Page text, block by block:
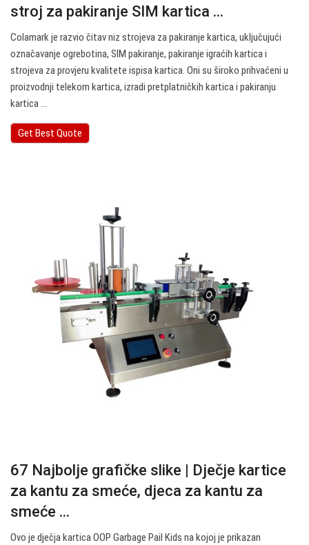
stroj za pakiranje SIM kartica ...
Colamark je razvio čitav niz strojeva za pakiranje kartica, uključujući
označavanje ogrebotina, SIM pakiranje, pakiranje igraćih kartica i
strojeva za provjeru kvalitete ispisa kartica. Oni su široko prihvaćeni u
proizvodnji telekom kartica, izradi pretplatničkih kartica i pakiranju
kartica ...
Get Best Quote
67 Najbolje grafičke slike | Dječje kartice
za kantu za smeće, djeca za kantu za
smeće ...
Ovo je dječja kartica OOP Garbage Pail Kids na kojoj je prikazan